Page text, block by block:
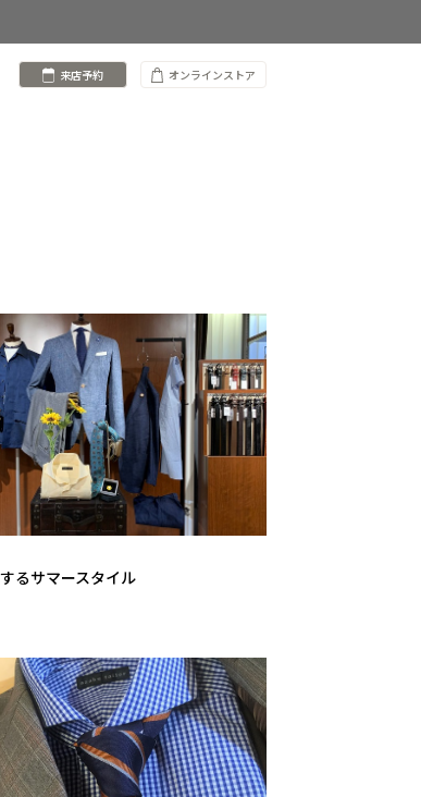
来店予約 オンラインストア
るサマースタイル